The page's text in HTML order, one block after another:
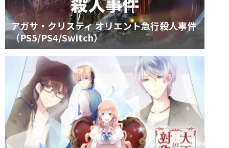
アガサ・クリスティ オリエント急行殺人事件
（PS5/PS4/Switch）